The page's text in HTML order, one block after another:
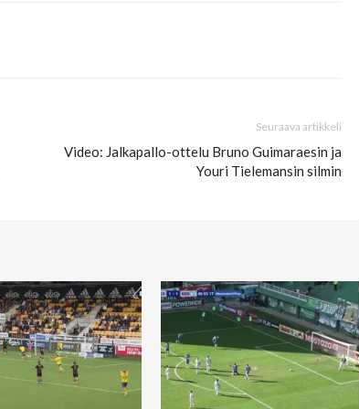
Seuraava artikkeli
Video: Jalkapallo-ottelu Bruno Guimaraesin ja
Youri Tielemansin silmin